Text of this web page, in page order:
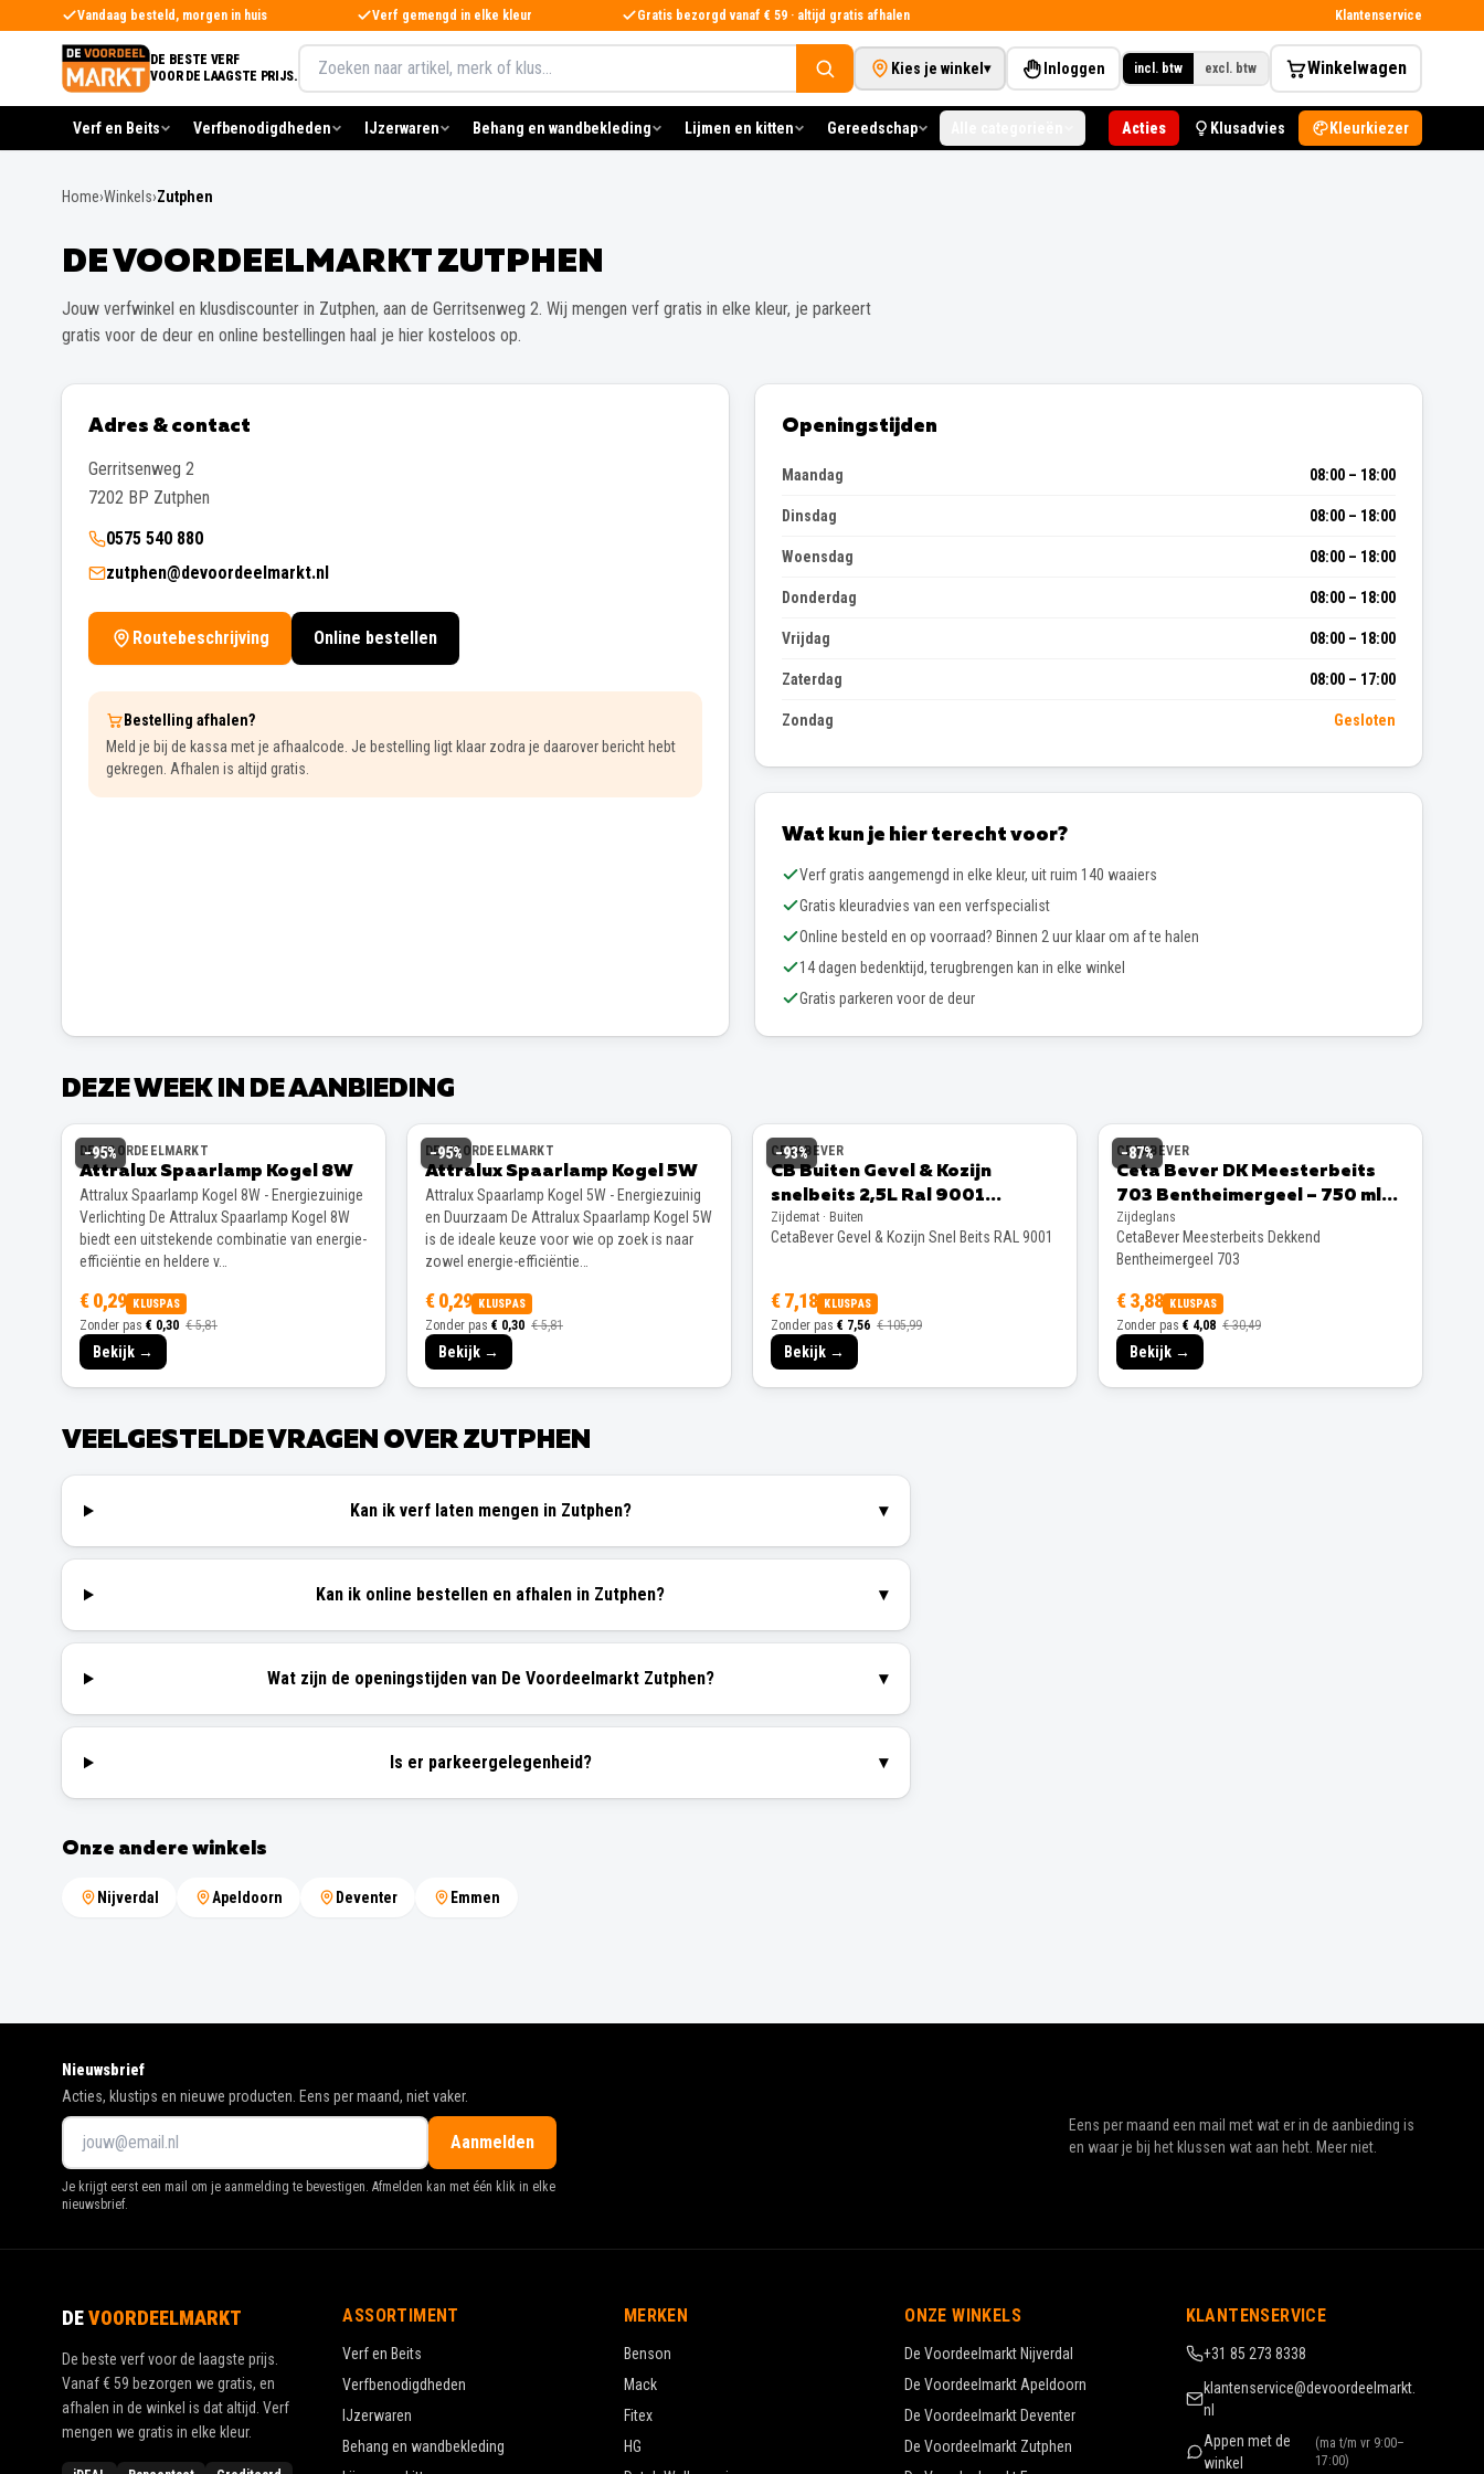
Direct naar de inhoudVandaag besteld, morgen in huis Verf gemengd in elke kleur Gratis bezorgd vanaf € 59 · altijd gratis afhalen Klantenservice
DE BESTE VERF
VOOR DE LAAGSTE PRIJS.
Zoeken in het assortiment
Kies je winkel ▾ Inloggen incl. btw excl. btw Winkelwagen
Verf en Beits Verfbenodigdheden IJzerwaren Behang en wandbekleding Lijmen en kitten Gereedschap Acties Klusadvies Kleurkiezer
Home›Winkels›Zutphen
DE VOORDEELMARKT ZUTPHEN
Jouw verfwinkel en klusdiscounter in Zutphen, aan de Gerritsenweg 2. Wij mengen verf gratis in elke kleur, je parkeert
gratis voor de deur en online bestellingen haal je hier kosteloos op.
Adres & contact
Gerritsenweg 2
7202 BP Zutphen
0575 540 880
zutphen@devoordeelmarkt.nl
Routebeschrijving Online bestellen
Bestelling afhalen?
Meld je bij de kassa met je afhaalcode. Je bestelling ligt klaar zodra je daarover bericht hebt
gekregen. Afhalen is altijd gratis.
Openingstijden
Maandag 08:00 – 18:00
Dinsdag 08:00 – 18:00
Woensdag 08:00 – 18:00
Donderdag 08:00 – 18:00
Vrijdag 08:00 – 18:00
Zaterdag 08:00 – 17:00
Zondag Gesloten
Wat kun je hier terecht voor?
Verf gratis aangemengd in elke kleur, uit ruim 140 waaiers
Gratis kleuradvies van een verfspecialist
Online besteld en op voorraad? Binnen 2 uur klaar om af te halen
14 dagen bedenktijd, terugbrengen kan in elke winkel
Gratis parkeren voor de deur
DEZE WEEK IN DE AANBIEDING
−95%
DE VOORDEELMARKT
Attralux Spaarlamp Kogel 8W
Attralux Spaarlamp Kogel 8W - Energiezuinige
Verlichting De Attralux Spaarlamp Kogel 8W
biedt een uitstekende combinatie van energie-
efficiëntie en heldere v…
€ 0,29 KLUSPAS
Zonder pas € 0,30 € 5,81
Bekijk →
−95%
DE VOORDEELMARKT
Attralux Spaarlamp Kogel 5W
Attralux Spaarlamp Kogel 5W - Energiezuinig
en Duurzaam De Attralux Spaarlamp Kogel 5W
is de ideale keuze voor wie op zoek is naar
zowel energie-efficiëntie…
€ 0,29 KLUSPAS
Zonder pas € 0,30 € 5,81
Bekijk →
−93%
CETABEVER
CB Buiten Gevel & Kozijn
snelbeits 2,5L Ral 9001
Zijdemat
Zijdemat · Buiten
CetaBever Gevel & Kozijn Snel Beits RAL 9001
€ 7,18 KLUSPAS
Zonder pas € 7,56 € 105,99
Bekijk →
−87%
CETABEVER
Ceta Bever DK Meesterbeits
703 Bentheimergeel – 750 ml
Zijdeglans
Zijdeglans
CetaBever Meesterbeits Dekkend
Bentheimergeel 703
€ 3,88 KLUSPAS
Zonder pas € 4,08 € 30,49
Bekijk →
VEELGESTELDE VRAGEN OVERZUTPHEN
Kan ik verf laten mengen in Zutphen? ▾
Kan ik online bestellen en afhalen in Zutphen? ▾
Wat zijn de openingstijden van De Voordeelmarkt Zutphen? ▾
Is er parkeergelegenheid? ▾
Onze andere winkels
Nijverdal Apeldoorn Deventer Emmen
Nieuwsbrief
Acties, klustips en nieuwe producten. Eens per maand, niet vaker.
Aanmelden
Je krijgt eerst een mail om je aanmelding te bevestigen. Afmelden kan met één klik in elke
nieuwsbrief.
Eens per maand een mail met wat er in de aanbieding is
en waar je bij het klussen wat aan hebt. Meer niet.
DEVOORDEELMARKT
De beste verf voor de laagste prijs.
Vanaf€ 59 bezorgen we gratis, en
afhalen in de winkel is dat altijd. Verf
mengen we gratis in elke kleur.
ASSORTIMENT
Verf en Beits
Verfbenodigdheden
IJzerwaren
Behang en wandbekleding
MERKEN
Benson
Mack
Fitex
HG
ONZE WINKELS
De Voordeelmarkt Nijverdal
De Voordeelmarkt Apeldoorn
De Voordeelmarkt Deventer
De Voordeelmarkt Zutphen
KLANTENSERVICE
+31 85 273 8338
klantenservice@devoordeelmarkt.
nl
Appen met de
winkel
(ma t/m vr 9:00–
17:00)